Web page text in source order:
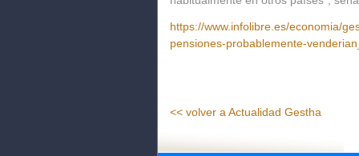
https://www.infolibre.es/economia/
pensiones-probablemente-
<< volver a Actualidad Gestha